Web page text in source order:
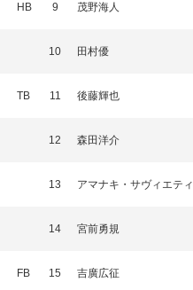
HB 9 茂野海人
10 田村優
TB 11 後藤輝也
12 森田洋介
13 アマナキ・サヴィエティ
14 宮前勇規
FB 15 吉廣広征